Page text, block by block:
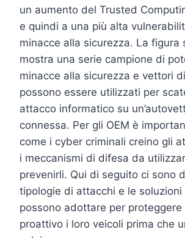
un aumento del Trusted
e quindi a una più alta
minacce alla sicurezza. La figura
mostra una serie campione di
minacce alla sicurezza e vettori
possono essere utilizzati per
attacco informatico su
connessa. Per gli OEM è
come i cyber criminali creino gli
i meccanismi di difesa da
prevenirli. Qui di seguito ci sono
tipologie di attacchi e le soluzioni
possono adottare per proteggere
proattivo i loro veicoli prima che